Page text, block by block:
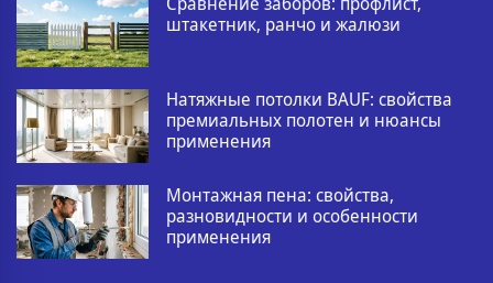
штакетник, ранчо и жалюзи
Натяжные потолки BAUF: свойства
премиальных полотен и нюансы
применения
Монтажная пена: свойства,
разновидности и особенности
применения